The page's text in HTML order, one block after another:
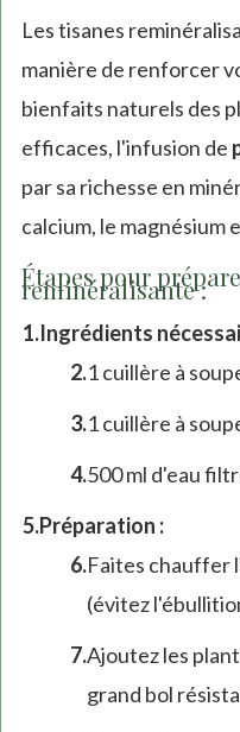
Les tisanes
manière de renforcer
bienfaits naturels des
efficaces, l'infusion de
par sa richesse en
calcium, le magnésium
Étapes pour
reminéralisante :
Ingrédients
1 cuillère à
1 cuillère à
500 ml d'eau
Préparation :
Faites chauffer
(évitez
Ajoutez les
grand bol